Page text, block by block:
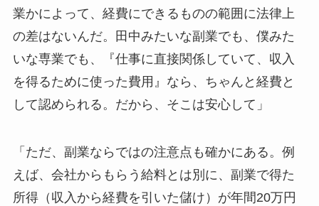
業かによって、経費にできるものの範囲に法律上
の差はないんだ。田中みたいな副業でも、僕みた
いな専業でも、『仕事に直接関係していて、収入
を得るために使った費用』なら、ちゃんと経費と
して認められる。だから、そこは安心して」
「ただ、副業ならではの注意点も確かにある。例
えば、会社からもらう給料とは別に、副業で得た
所得（収入から経費を引いた儲け）が年間20万円